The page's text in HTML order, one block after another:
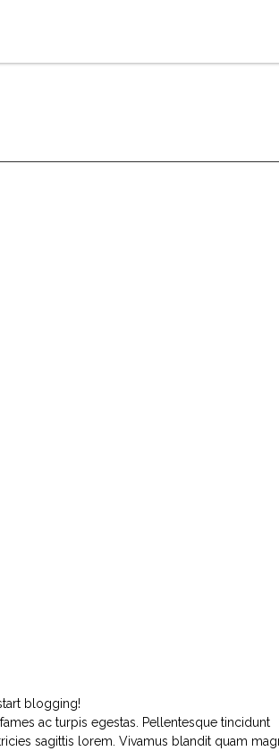
blogging!
ac turpis egestas. Pellentesque tincidunt
sagittis lorem. Vivamus blandit quam